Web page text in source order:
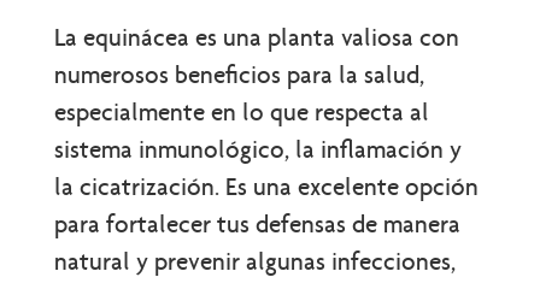
La equinácea es una planta valiosa con
numerosos beneficios para la salud,
especialmente en lo que respecta al
sistema inmunológico, la inflamación y
la cicatrización. Es una excelente opción
para fortalecer tus defensas de manera
natural y prevenir algunas infecciones,